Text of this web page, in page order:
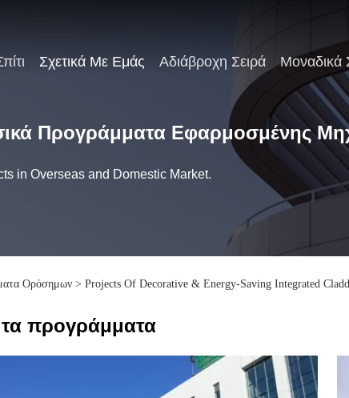
Σχετικά Με Εμάς Αδιάβροχη Σειρά Μοναδικά
Προγράμματα Εφαρμοσμένης
in Overseas and Domestic Market.
Ορόσημων > Projects Of Decorative & Energy-Saving Integrated
προγράμματα